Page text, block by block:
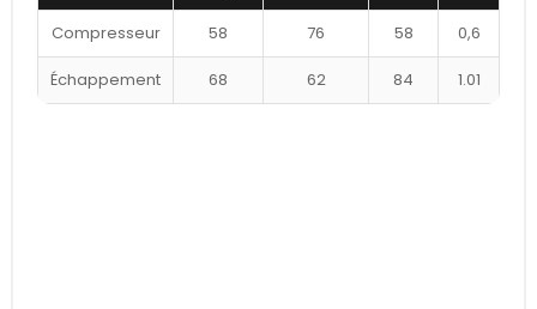
Compresseur 58 76 58 0,6
Échappement 68 62 84 1.01